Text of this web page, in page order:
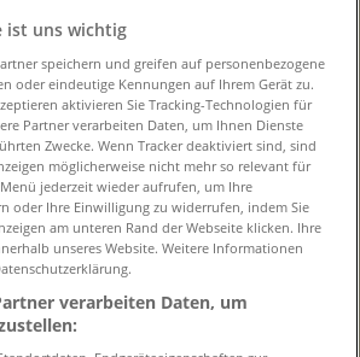
Geschäfte in
auf KiK Angebote
Angebote zu "KiK" zu
ist uns wichtig
speichern und greifen auf personenbezogene
oder eindeutige Kennungen auf Ihrem Gerät zu.
aktivieren Sie Tracking-Technologien für
Partner verarbeiten Daten, um Ihnen Dienste
Zwecke. Wenn Tracker deaktiviert sind, sind
möglicherweise nicht mehr so relevant für
jederzeit wieder aufrufen, um Ihre
oder Ihre Einwilligung zu widerrufen, indem Sie
am unteren Rand der Webseite klicken. Ihre
unseres Website. Weitere Informationen
verarbeiten Daten, um